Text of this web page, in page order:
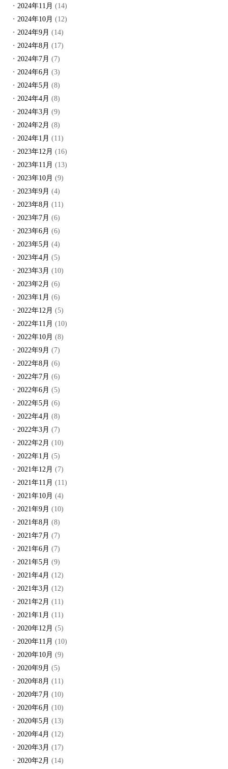
2024年11月 (14)
2024年10月 (12)
2024年9月 (14)
2024年8月 (17)
2024年7月 (7)
2024年6月 (3)
2024年5月 (8)
2024年4月 (8)
2024年3月 (9)
2024年2月 (8)
2024年1月 (11)
2023年12月 (16)
2023年11月 (13)
2023年10月 (9)
2023年9月 (4)
2023年8月 (11)
2023年7月 (6)
2023年6月 (6)
2023年5月 (4)
2023年4月 (5)
2023年3月 (10)
2023年2月 (6)
2023年1月 (6)
2022年12月 (5)
2022年11月 (10)
2022年10月 (8)
2022年9月 (7)
2022年8月 (6)
2022年7月 (6)
2022年6月 (5)
2022年5月 (6)
2022年4月 (8)
2022年3月 (7)
2022年2月 (10)
2022年1月 (5)
2021年12月 (7)
2021年11月 (11)
2021年10月 (4)
2021年9月 (10)
2021年8月 (8)
2021年7月 (7)
2021年6月 (7)
2021年5月 (9)
2021年4月 (12)
2021年3月 (12)
2021年2月 (11)
2021年1月 (11)
2020年12月 (5)
2020年11月 (10)
2020年10月 (9)
2020年9月 (5)
2020年8月 (11)
2020年7月 (10)
2020年6月 (10)
2020年5月 (13)
2020年4月 (12)
2020年3月 (17)
2020年2月 (14)